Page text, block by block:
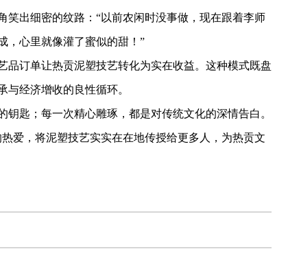
出细密的纹路：“以前农闲时没事做，现在跟着李师
，心里就像灌了蜜似的甜！”
订单让热贡泥塑技艺转化为实在收益。这种模式既盘
经济增收的良性循环。
匙；每一次精心雕琢，都是对传统文化的深情告白。
爱，将泥塑技艺实实在在地传授给更多人，为热贡文